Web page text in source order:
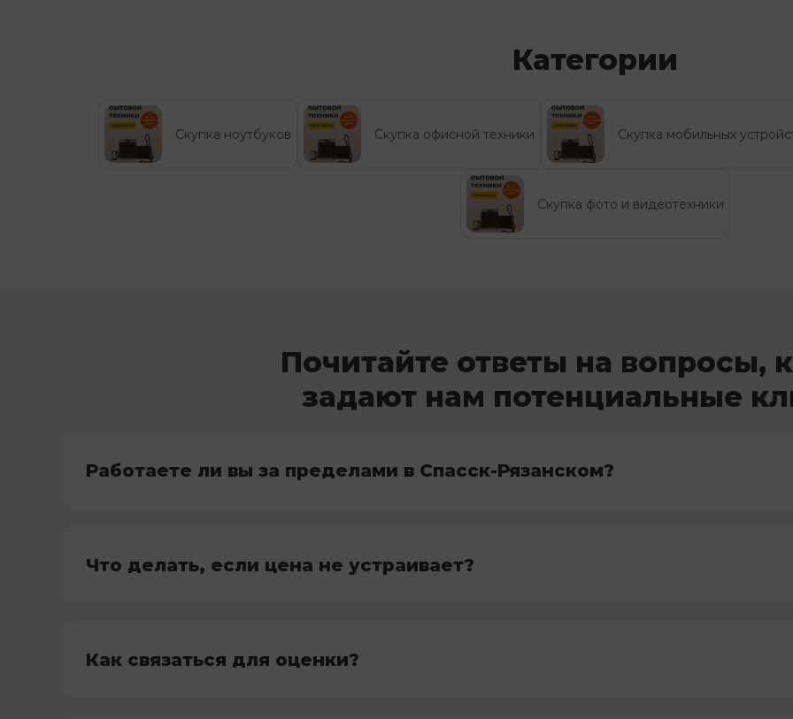
Категории
Скупка ноутбуков Скупка офисной техники Скупка мобильных
Скупка фото и видеотехники
Почитайте ответы на вопросы,
задают нам потенциальные
Работаете ли вы за пределами в Спасск-Рязанском?
Что делать, если цена не устраивает?
Как связаться для оценки?